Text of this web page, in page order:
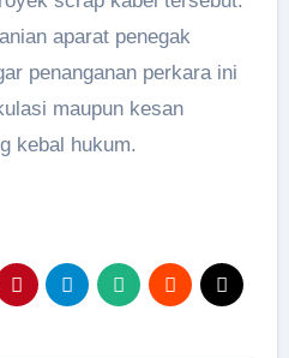
aparat penegak
penanganan perkara ini
maupun kesan
kebal hukum.